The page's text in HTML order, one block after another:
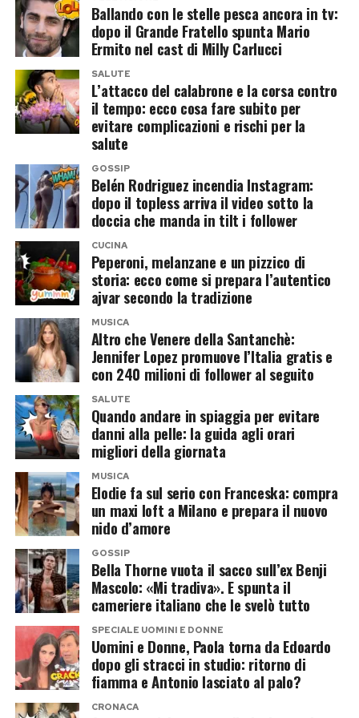
obiettivi diversi dalla partecipazione al
confronto pubblico resterebbe una semplice
ipotesi.
Una cosa, invece, appare evidente. Urbano Cairo
continua a utilizzare il proprio ruolo di editore e
dirigente sportivo per intervenire su alcuni dei
temi più delicati del calcio italiano, dalla
governance federale al futuro della Nazionale. E
quando parla, le sue parole difficilmente
passano inosservate.
Post Views: 223
Tra le immagini compare infatti una posa da
culturista che richiama quasi perfettamente una
fotografia pubblicata dallo stesso Ronaldo circa
dieci anni fa. Un modo per mostrare come,
nonostante il passare del tempo, continui a
mantenere una condizione atletica eccezionale
grazie ad allenamenti rigorosi e a uno stile di vita
molto disciplinato.
Cristiano Jr. è ormai più alto di
Cristiano Ronaldo
A catturare davvero l’attenzione dei fan, però, è
stato Cristiano Jr. Il primogenito del fuoriclasse
portoghese, che ha compiuto sedici anni, appare
ormai sensibilmente più alto del padre, alto 1
metro e 87 centimetri.
Nelle fotografie condivise sui social la crescita
del ragazzo è evidente e molti utenti hanno
sottolineato come Cristiano Jr. stia assumendo
sempre più l’aspetto di un giovane atleta. Da
tempo segue le orme del padre nel calcio e
continua il proprio percorso nelle giovanili,
alimentando inevitabilmente il sogno di poter un
giorno giocare al suo fianco.
Una famiglia sempre più numerosa
Oltre a Cristiano Jr., Ronaldo è padre di altri
quattro figli. I gemelliEvaeMateo, nati nel
2017 tramite maternità surrogata, fanno parte
Ballando con le stelle pesca ancora in tv:
dopo il Grande Fratello spunta Mario
Ermito nel cast di Milly Carlucci
SALUTE
L’attacco del calabrone e la corsa contro
il tempo: ecco cosa fare subito per
evitare complicazioni e rischi per la
salute
GOSSIP
Belén Rodriguez incendia Instagram:
dopo il topless arriva il video sotto la
doccia che manda in tilt i follower
CUCINA
Peperoni, melanzane e un pizzico di
storia: ecco come si prepara l’autentico
ajvar secondo la tradizione
MUSICA
Altro che Venere della Santanchè:
Jennifer Lopez promuove l’Italia gratis e
con 240 milioni di follower al seguito
SALUTE
Quando andare in spiaggia per evitare
danni alla pelle: la guida agli orari
migliori della giornata
MUSICA
Elodie fa sul serio con Franceska: compra
un maxi loft a Milano e prepara il nuovo
nido d’amore
GOSSIP
Bella Thorne vuota il sacco sull’ex Benji
Mascolo: «Mi tradiva». E spunta il
cameriere italiano che le svelò tutto
SPECIALE UOMINI E DONNE
Uomini e Donne, Paola torna da Edoardo
dopo gli stracci in studio: ritorno di
fiamma e Antonio lasciato al palo?
CRONACA